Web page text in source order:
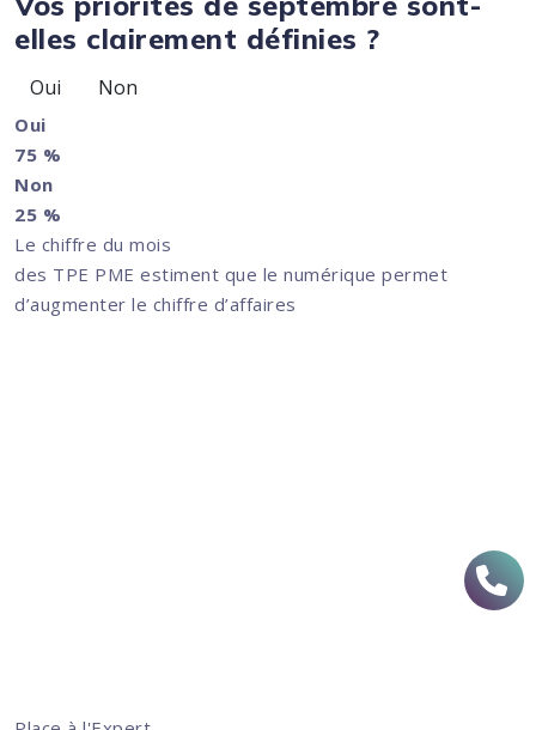
elles clairement définies ?
Oui Non
Oui
75 %
Non
25 %
Le chiffre du mois
des TPE PME estiment que le numérique permet
d’augmenter le chiffre d’affaires